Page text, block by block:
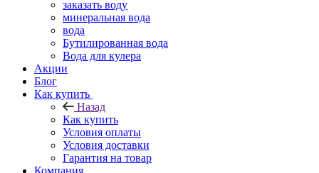
заказать воду
минеральная вода
вода
Бутилированная вода
Вода для кулера
Акции
Блог
Как купить
Назад
Как купить
Условия оплаты
Условия доставки
Гарантия на товар
Компания